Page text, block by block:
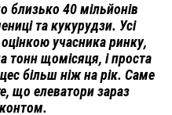
близько 40 мільйонів
та кукурудзи. Усі
учасника ринку,
тонн щомісяця, і проста
більш ніж на рік. Саме
що елеватори зараз